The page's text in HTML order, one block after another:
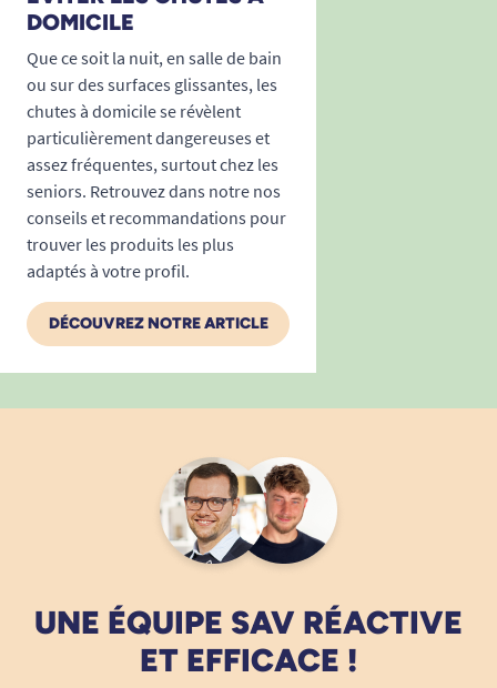
Couleur rouge vif : repérage instantané,
idéal pour les troubles de la perception ou
la malvoyance.
Bords arrondis, surface antidérapante :
prise en main ultra-sécurisée, même avec
les mains mouillées ou faiblardes.
Deux longueurs disponibles : 45 cm ou
60 cm, pour s’adapter à chaque pièce et
chaque besoin.
Plastique robuste : ne craint ni l’eau, ni la
rouille, facile à entretenir.
Fixation stable, cache-vis pour plus
établissement).
Favorise la sécurité, l’autonomie et la
sérénité de l’utilisateur et de son
entourage.
parcours à risque ou dans les pièces clés de la
maison pour renforcer efficacement la sécurité
et les repères visuels de la personne.
DOMICILE
Que ce soit la nuit, en salle de bain
ou sur des surfaces glissantes, les
chutes à domicile se révèlent
particulièrement dangereuses et
assez fréquentes, surtout chez les
seniors. Retrouvez dans notre nos
conseils et recommandations pour
trouver les produits les plus
adaptés à votre profil.
DÉCOUVREZ NOTRE ARTICLE
UNE ÉQUIPE SAV RÉACTIVE
ET EFFICACE !